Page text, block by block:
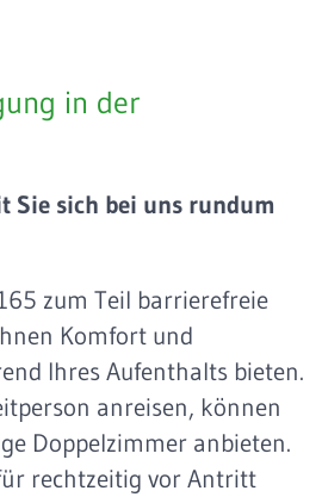
in der
Sie sich bei uns rundum
zum Teil barrierefreie
Komfort und
Ihres Aufenthalts bieten.
anreisen, können
Doppelzimmer anbieten.
rechtzeitig vor Antritt